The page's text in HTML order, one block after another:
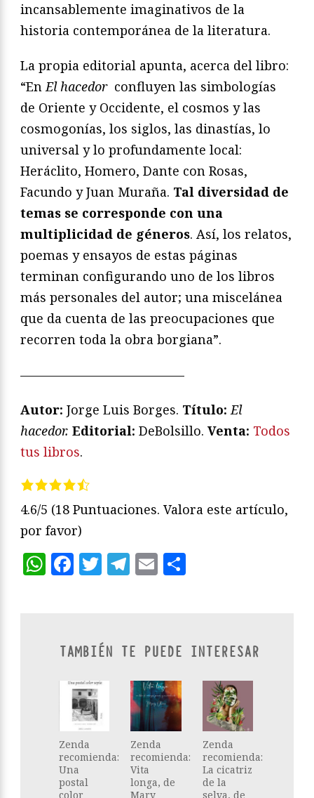
incansablemente imaginativos de la
historia contemporánea de la literatura.
La propia editorial apunta, acerca del libro:
“EnEl hacedor confluyen las simbologías
de Oriente y Occidente, el cosmos y las
cosmogonías, los siglos, las dinastías, lo
universal y lo profundamente local:
Heráclito, Homero, Dante con Rosas,
Facundo y Juan Muraña. Tal diversidad de
temas se corresponde con una
multiplicidad de géneros. Así, los relatos,
poemas y ensayos de estas páginas
terminan configurando uno de los libros
más personales del autor; una miscelánea
que da cuenta de las preocupaciones que
recorren toda la obra borgiana”.
—————————————
Autor: Jorge Luis Borges. Título:El
hacedor. Editorial: DeBolsillo. Venta: Todos
tus libros.
4.6/5 (18 Puntuaciones. Valora este artículo,
por favor)
WhatsApp
Facebook
Twitter
Telegram
Email
TAMBIÉN TE PUEDE INTERESAR
Zenda
recomienda:
Una
postal
color
Zenda
recomienda:
Vita
longa, de
Mary
Zenda
recomienda:
La cicatriz
de la
selva, de